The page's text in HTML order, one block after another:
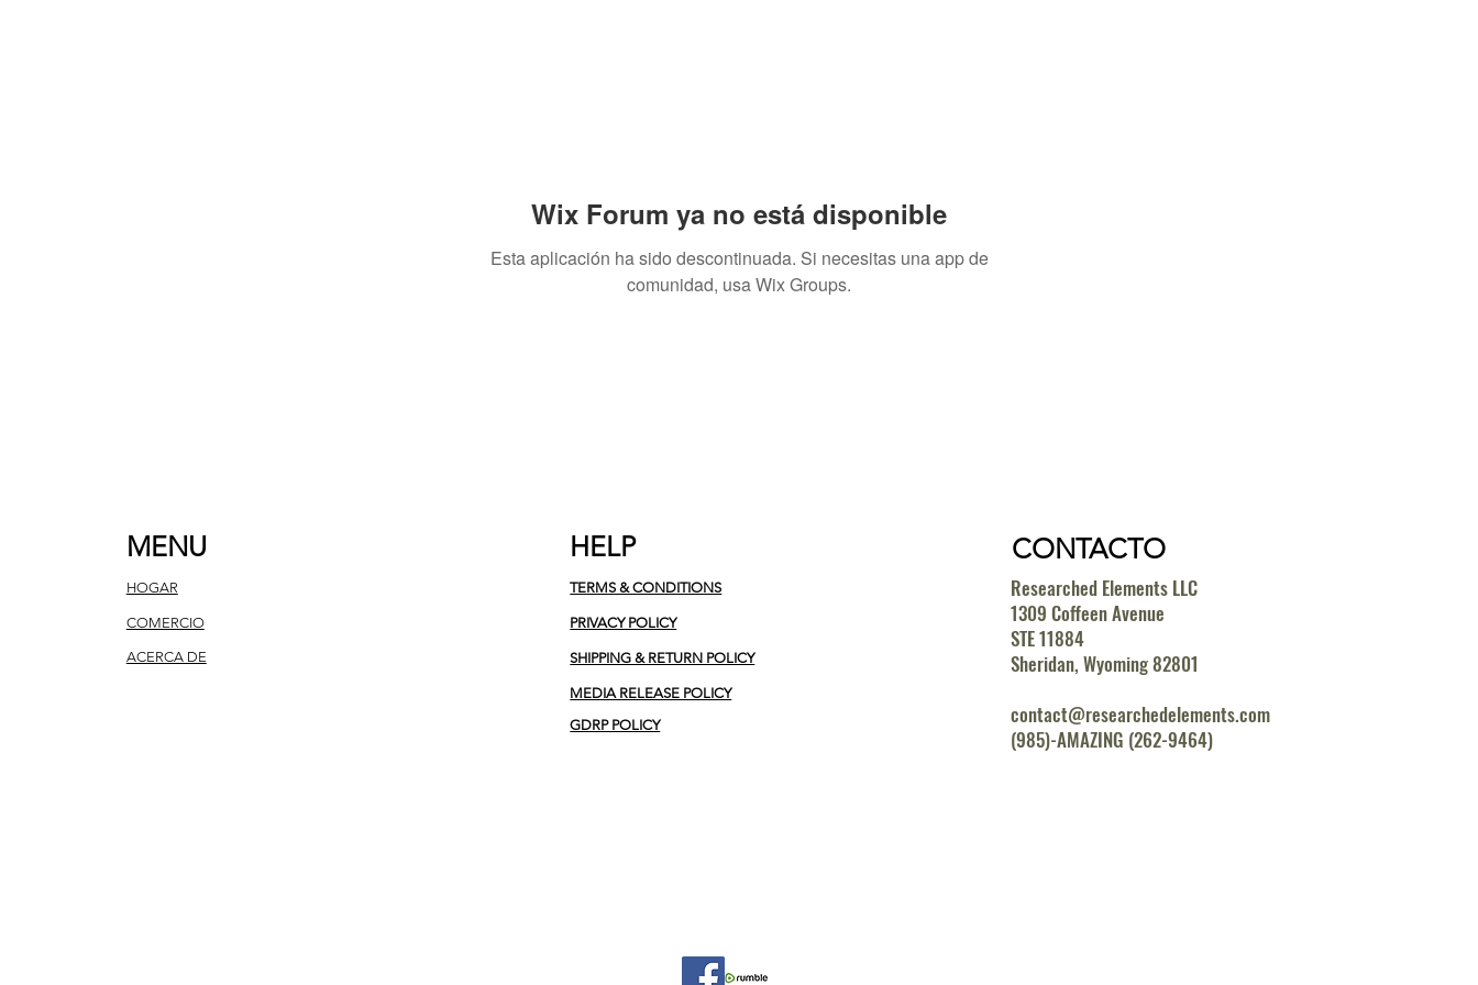
Wix Forum ya no está disponible
Esta aplicación ha sido descontinuada. Si necesitas una app de
comunidad, usa Wix Groups.
MENU
HOGAR
COMERCIO
ACERCA DE
HELP
TERMS & CONDITIONS
PRIVACY POLICY
SHIPPING & RETURN POLICY
MEDIA RELEASE POLICY
GDRP POLICY
CONTACTO
Researched Elements LLC
1309 Coffeen Avenue
STE 11884
Sheridan, Wyoming 82801
contact@researchedelements.com
(985)-AMAZING (262-9464)